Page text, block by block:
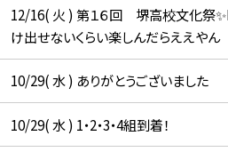
12/16( 火 ) 第１６回 堺高校文化
け出せないくらい楽しんだらええや
10/29( 水 ) ありがとうございました
10/29( 水 ) 1・2・3・4組到着！